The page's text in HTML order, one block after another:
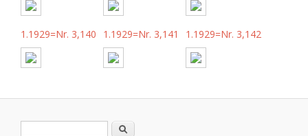
1.1929=Nr. 3,140 1.1929=Nr. 3,141 1.1929=Nr. 3,142
Suche